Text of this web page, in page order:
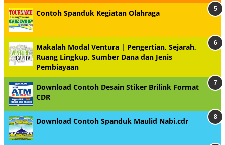
Contoh Spanduk Kegiatan Olahraga
Makalah Modal Ventura | Pengertian, Sejarah,
Ruang Lingkup, Sumber Dana dan Jenis
Pembiayaan
Download Contoh Desain Stiker Brilink Format
CDR
Download Contoh Spanduk Maulid Nabi.cdr